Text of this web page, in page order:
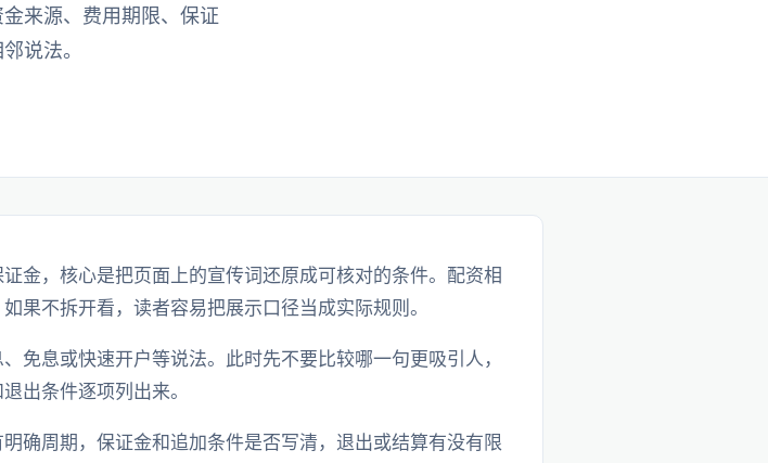
来源、费用期限、保证
说法。
金，核心是把页面上的宣传词还原成可核对的条件。配资相
果不拆开看，读者容易把展示口径当成实际规则。
免息或快速开户等说法。此时先不要比较哪一句更吸引人，
出条件逐项列出来。
确周期，保证金和追加条件是否写清，退出或结算有没有限